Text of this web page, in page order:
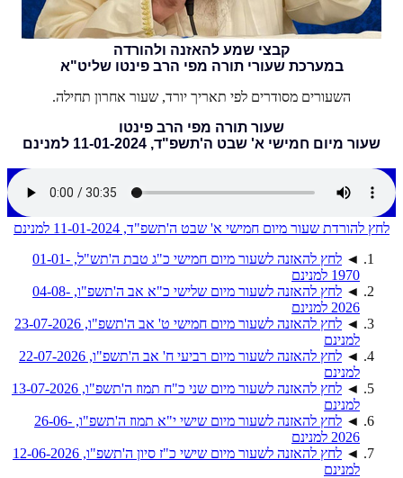
קבצי שמע להאזנה ולהורדה
במערכת שעורי תורה מפי הרב פינטו שליט"א
השעורים מסודרים לפי תאריך יורד, שעור אחרון תחילה.
שעור תורה מפי הרב פינטו
שעור מיום חמישי א' שבט ה'תשפ"ד, 11-01-2024 למנינם
לחץ להורדת שעור מיום חמישי א' שבט ה'תשפ"ד, 11-01-2024 למנינם
◄
לחץ להאזנה לשעור מיום חמישי כ"ג טבת ה'תש"ל, 01-01-
1970 למנינם
◄
לחץ להאזנה לשעור מיום שלישי כ"א אב ה'תשפ"ו, 04-08-
2026 למנינם
◄
לחץ להאזנה לשעור מיום חמישי ט' אב ה'תשפ"ו, 23-07-2026
למנינם
◄
לחץ להאזנה לשעור מיום רביעי ח' אב ה'תשפ"ו, 22-07-2026
למנינם
◄
לחץ להאזנה לשעור מיום שני כ"ח תמוז ה'תשפ"ו, 13-07-2026
למנינם
◄
לחץ להאזנה לשעור מיום שישי י"א תמוז ה'תשפ"ו, 26-06-
2026 למנינם
◄
לחץ להאזנה לשעור מיום שישי כ"ז סיון ה'תשפ"ו, 12-06-2026
למנינם